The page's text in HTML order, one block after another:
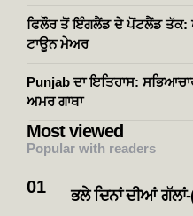
ਫਿਲੌਰ ਤੋਂ ਇੰਗਲੈਂਡ ਦੇ ਪੋਂਟਲੈਂਡ ਤੱਕ:
ਟਾਊਨ ਮੇਅਰ
Punjab ਦਾ ਇਤਿਹਾਸ:
ਅਮਰ ਗਾਥਾ
Most viewed
Popular with readers
ਭਲੇ ਦਿਨਾਂ ਦੀਆਂ ਗੱਲਾਂ-